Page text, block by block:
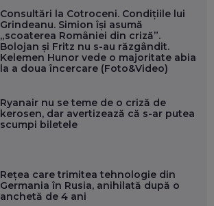
Consultări la Cotroceni. Condițiile lui
Grindeanu. Simion își asumă
„scoaterea României din criză”.
Bolojan și Fritz nu s-au răzgândit.
Kelemen Hunor vede o majoritate abia
la a doua încercare (Foto&Video)
Ryanair nu se teme de o criză de
kerosen, dar avertizează că s-ar putea
scumpi biletele
Rețea care trimitea tehnologie din
Germania în Rusia, anihilată după o
anchetă de 4 ani